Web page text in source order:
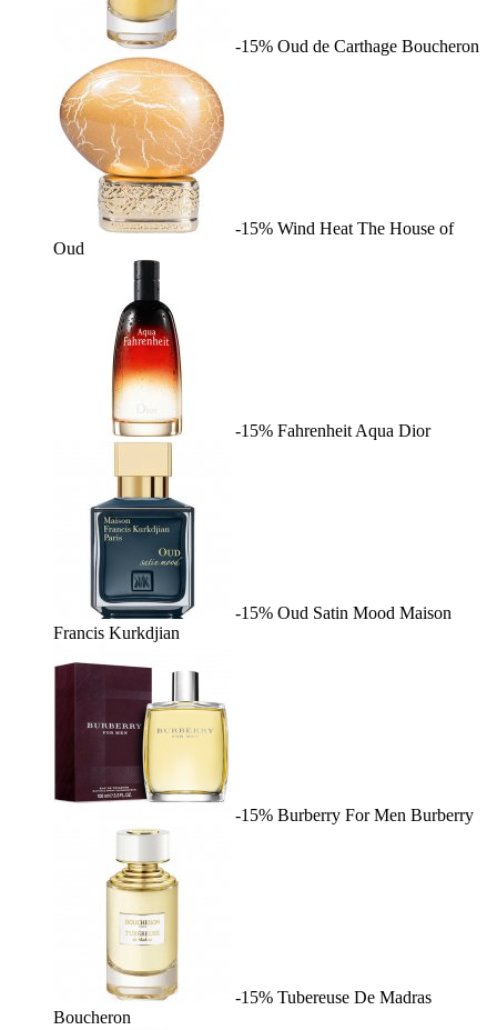
-15% Oud de Carthage Boucheron
-15% Wind Heat The House of
Oud
-15% Fahrenheit Aqua Dior
-15% Oud Satin Mood Maison
Francis Kurkdjian
-15% Burberry For Men Burberry
-15% Tubereuse De Madras
Boucheron